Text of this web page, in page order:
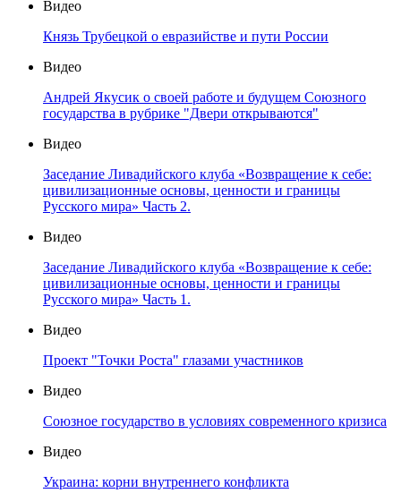
Видео
Князь Трубецкой о евразийстве и пути России
Видео
Андрей Якусик о своей работе и будущем Союзного
государства в рубрике "Двери открываются"
Видео
Заседание Ливадийского клуба «Возвращение к себе:
цивилизационные основы, ценности и границы
Русского мира» Часть 2.
Видео
Заседание Ливадийского клуба «Возвращение к себе:
цивилизационные основы, ценности и границы
Русского мира» Часть 1.
Видео
Проект "Точки Роста" глазами участников
Видео
Союзное государство в условиях современного кризиса
Видео
Украина: корни внутреннего конфликта